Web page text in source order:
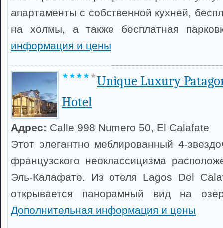
апартаменты с собственной кухней,
на холмы, а также бесплатная
информация и цены
Unique Luxury
Hotel
Адрес: Calle 998 Numero 50, El Calafate
Этот элегантно меблированный 4-
французского неоклассицизма
Эль-Калафате. Из отеля Lagos Del
открывается панорамный вид на
Дополнительная информация и цены